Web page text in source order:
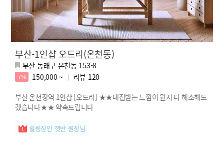
부산-1인샵 오드리(온천동)
부산 동래구 온천동 153-8
7% 150,000 ~ 리뷰 120
부산 온천장역 1인샵 [오드리] ★★대접받는 느낌이 뭔지 다 해소해드
겠습니다★★ 약속드립니다
힐링장인 햇반 원장님